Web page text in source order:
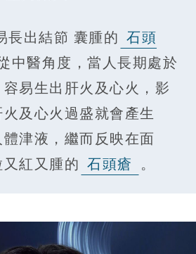
長出結節 囊腫的 石頭
中醫角度，當人長期處於
易生出肝火及心火，影
及心火過盛就會產生
體津液，繼而反映在面
紅又腫的 石頭瘡 。